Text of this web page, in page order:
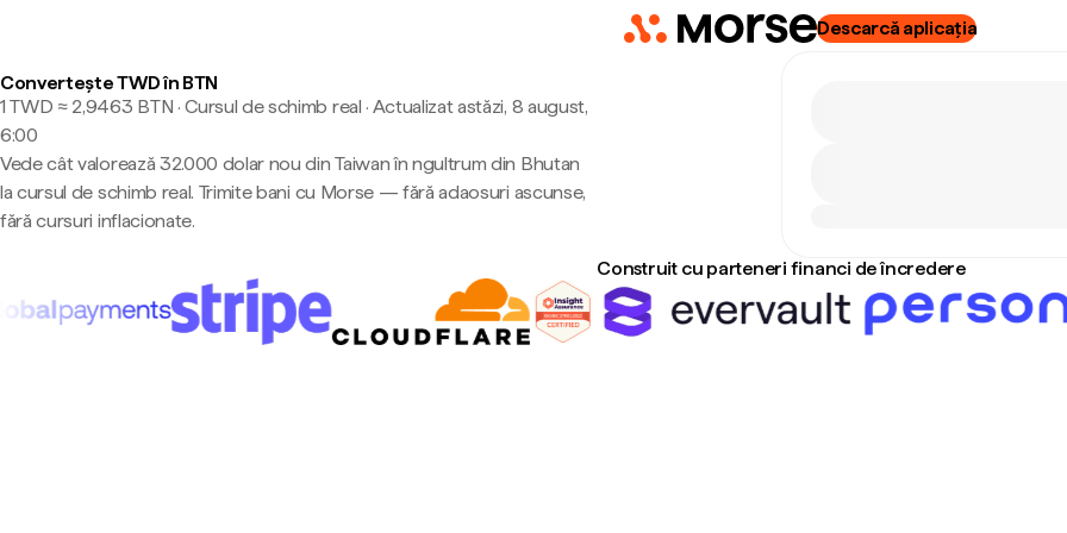
Descarcă aplicația
Convertește TWD în BTN
1 TWD ≈ 2,9463 BTN · Cursul de schimb real · Actualizat astăzi, 8 august,
6:00
Vede cât valorează 32.000 dolar nou din Taiwan în ngultrum din Bhutan
la cursul de schimb real. Trimite bani cu Morse — fără adaosuri ascunse,
fără cursuri inflacionate.
Construit cu parteneri financi de încredere